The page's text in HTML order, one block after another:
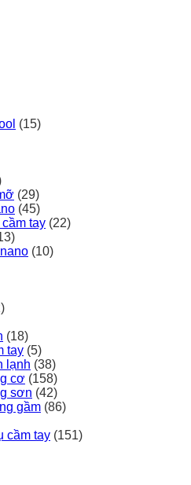
(15)
(29)
(45)
tay (22)
(10)
(18)
tay (5)
lạnh (38)
cơ (158)
sơn (42)
gầm (86)
cầm tay (151)